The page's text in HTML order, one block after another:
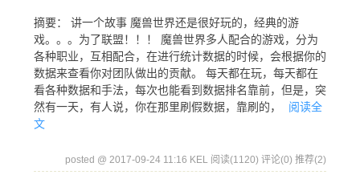
摘要： 讲一个故事 ​魔兽世界还是很好玩的，经典的游
戏。。。为了联盟！！！ ​魔兽世界多人配合的游戏，分为
各种职业，互相配合，在进行统计数据的时候，会根据你的
数据来查看你对团队做出的贡献。 ​每天都在玩，每天都在
看各种数据和手法，每次也能看到数据排名靠前，但是，突
然有一天，有人说，你在那里刷假数据，靠刷的，
阅读全
文
posted @ 2017-09-24 11:16 KEL 阅读(1120) 评论(0) 推荐(2)